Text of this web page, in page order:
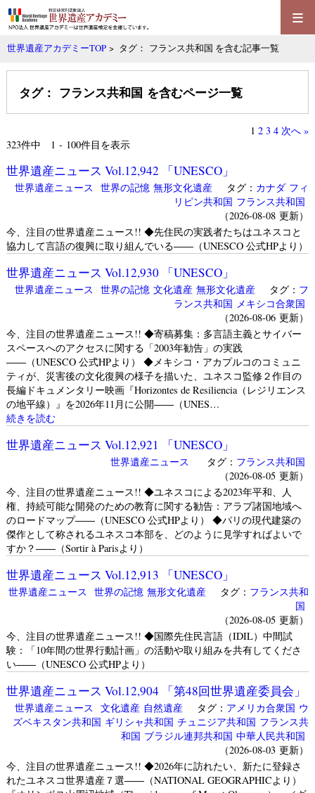
≡
世界遺産アカデミーTOP > タグ： フランス共和国 を含む記事一覧
タグ： フランス共和国 を含むページ一覧
1 2 3 4 次へ »
323件中 1 - 100件目を表示
世界遺産ニュース Vol.12,942 「UNESCO」
世界遺産ニュース 世界の記憶 無形文化遺産タグ： カナダ フィ
リピン共和国 フランス共和国
（2026-08-08 更新）
今、注目の世界遺産ニュース!! ◆先住民の実践者たちはユネスコと
協力して言語の復興に取り組んでいる――（UNESCO 公式HPより）
世界遺産ニュース Vol.12,930 「UNESCO」
世界遺産ニュース 世界の記憶 文化遺産 無形文化遺産タグ： フ
ランス共和国 メキシコ合衆国
（2026-08-06 更新）
今、注目の世界遺産ニュース!! ◆寄稿募集：多言語主義とサイバー
スペースへのアクセスに関する「2003年勧告」の実践
――（UNESCO 公式HPより） ◆メキシコ・アカプルコのコミュニ
ティが、災害後の文化復興の様子を描いた、ユネスコ監修２作目の
長編ドキュメンタリー映画『Horizo​​ntes de Resiliencia（レジリエンス
の地平線）』を2026年11月に公開――（UNES…
続きを読む
世界遺産ニュース Vol.12,921 「UNESCO」
世界遺産ニュース タグ： フランス共和国
（2026-08-05 更新）
今、注目の世界遺産ニュース!! ◆ユネスコによる2023年平和、人
権、持続可能な開発のための教育に関する勧告：アラブ諸国地域へ
のロードマップ――（UNESCO 公式HPより） ◆パリの現代建築の
傑作として称されるユネスコ本部を、どのように見学すればよいで
すか？――（Sortir à Parisより）
世界遺産ニュース Vol.12,913 「UNESCO」
世界遺産ニュース 世界の記憶 無形文化遺産タグ： フランス共和
国
（2026-08-05 更新）
今、注目の世界遺産ニュース!! ◆国際先住民言語（IDIL）中間試
験：「10年間の世界行動計画」の活動や取り組みを共有してくださ
い――（UNESCO 公式HPより）
世界遺産ニュース Vol.12,904 「第48回世界遺産委員会」
世界遺産ニュース 文化遺産 自然遺産タグ： アメリカ合衆国 ウ
ズベキスタン共和国 ギリシャ共和国 チュニジア共和国 フランス共
和国 ブラジル連邦共和国 中華人民共和国
（2026-08-03 更新）
今、注目の世界遺産ニュース!! ◆2026年に訪れたい、新たに登録さ
れたユネスコ世界遺産７選――（NATIONAL GEOGRAPHICより）